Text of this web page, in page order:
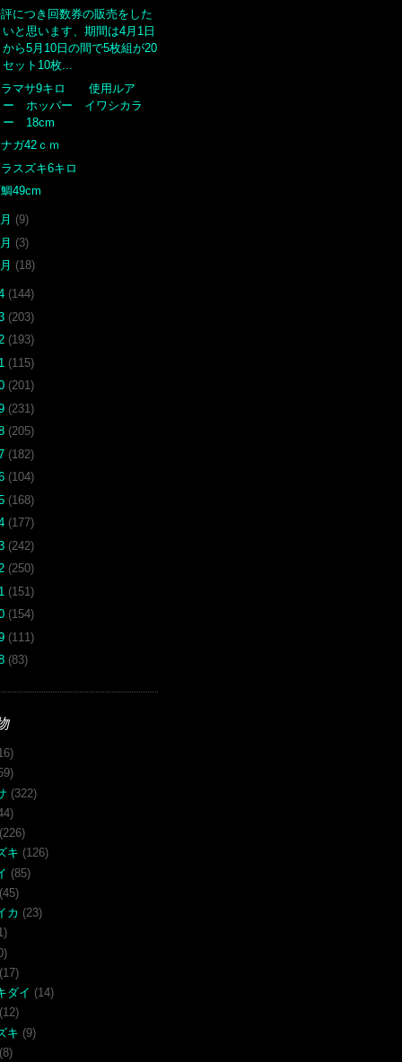
につき回数券の販売をした
いと思います、期間は4月1日
から5月10日の間で5枚組が20
セット10枚...
ラマサ9キロ 使用ルア
ー ホッパー イワシカラ
ー 18cm
ガ42ｃｍ
ラスズキ6キロ
49cm
(9)
(3)
(18)
(144)
(203)
(193)
(115)
(201)
(231)
(205)
(182)
(104)
(168)
(177)
(242)
(250)
(151)
(154)
(111)
(83)
(322)
(226)
キ (126)
(85)
(45)
カ (23)
(17)
ダイ (14)
(12)
キ (9)
(8)